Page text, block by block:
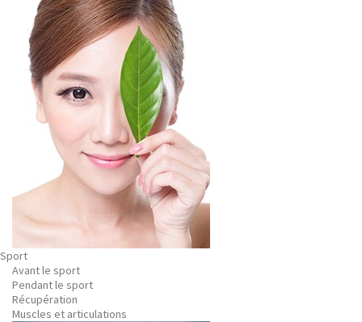
Sport
Avant le sport
Pendant le sport
Récupération
Muscles et articulations